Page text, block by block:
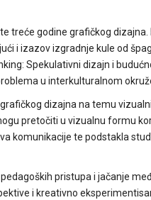
treće godine grafičkog dizajna.
i izazov izgradnje kule od
Spekulativni dizajn i
u interkulturalnom
dizajna na temu
pretočiti u vizualnu formu
komunikacije te podstakla
pristupa i jačanje
i kreativno